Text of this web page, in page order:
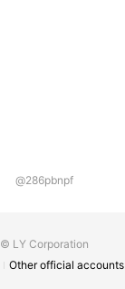
@286pbnpf
© LY Corporation
Other official accounts